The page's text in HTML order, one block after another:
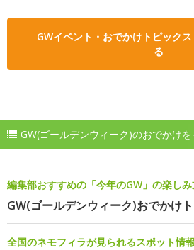
GWイベント・おでかけトピック
る
GW(ゴールデンウィーク)のおでかけ
編集部おすすめの「今年のGW」の楽し
GW(ゴールデンウィーク)おでかけ
全国のネモフィラが見られるスポット情